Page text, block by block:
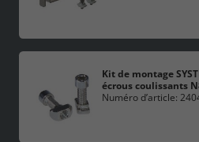
Kit de montage
écrous coulissants
Numéro d’article: